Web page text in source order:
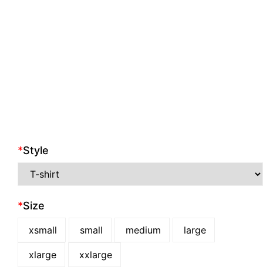
*Style
*Size
xsmall small medium large
xlarge xxlarge